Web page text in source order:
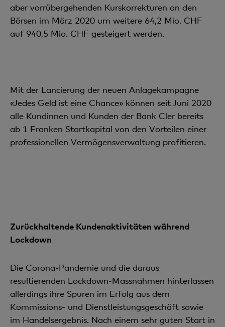
aber vorrübergehenden Kurskorrekturen an den
Börsen im März 2020 um weitere 64,2 Mio. CHF
auf 940,5 Mio. CHF gesteigert werden.
Mit der Lancierung der neuen Anlagekampagne
«Jedes Geld ist eine Chance» können seit Juni 2020
alle Kundinnen und Kunden der Bank Cler bereits
ab 1 Franken Startkapital von den Vorteilen einer
profes­sionellen Vermögensverwaltung profitieren.
Zurückhaltende Kundenaktivitäten während
Lockdown
Die Corona-Pandemie und die daraus
resultierenden Lockdown-Massnahmen hinterlassen
allerdings ihre Spuren im Erfolg aus dem
Kommissions- und Dienstleistungsgeschäft sowie
im Handelsergebnis. Nach einem sehr guten Start in